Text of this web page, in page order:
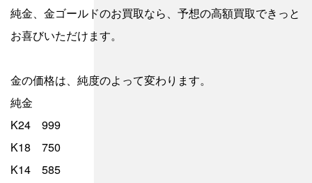
純金、金ゴールドのお買取なら、予想の高額買取できっと
お喜びいただけます。
金の価格は、純度のよって変わります。
純金
K24 999
K18 750
K14 585